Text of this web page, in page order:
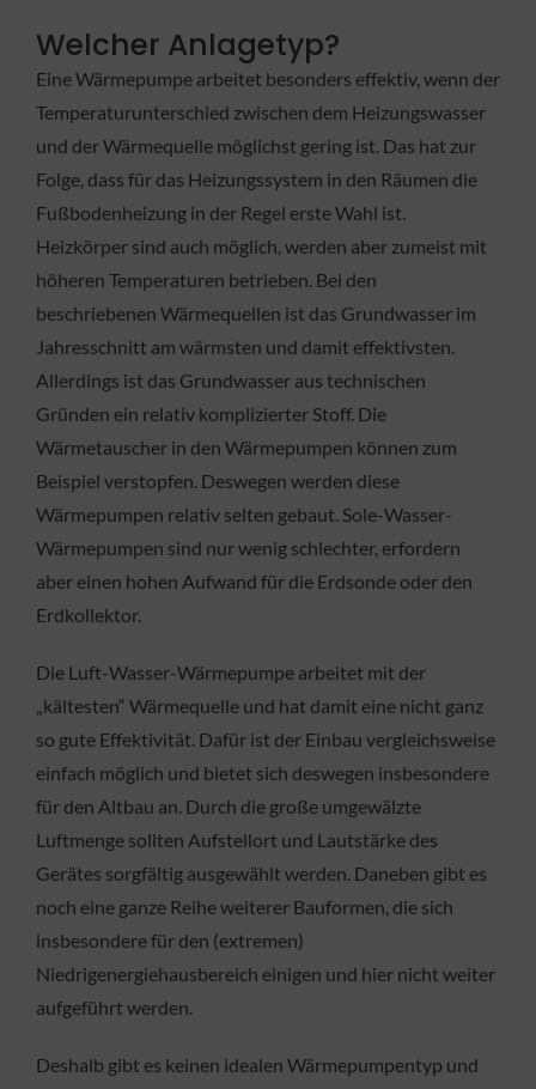
Welcher Anlagetyp?
Eine Wärmepumpe arbeitet besonders effektiv, wenn der
Temperaturunterschied zwischen dem Heizungswasser
und der Wärmequelle möglichst gering ist. Das hat zur
Folge, dass für das Heizungssystem in den Räumen die
Fußbodenheizung in der Regel erste Wahl ist.
Heizkörper sind auch möglich, werden aber zumeist mit
höheren Temperaturen betrieben. Bei den
beschriebenen Wärmequellen ist das Grundwasser im
Jahresschnitt am wärmsten und damit effektivsten.
Allerdings ist das Grundwasser aus technischen
Gründen ein relativ komplizierter Stoff. Die
Wärmetauscher in den Wärmepumpen können zum
Beispiel verstopfen. Deswegen werden diese
Wärmepumpen relativ selten gebaut. Sole-Wasser-
Wärmepumpen sind nur wenig schlechter, erfordern
aber einen hohen Aufwand für die Erdsonde oder den
Erdkollektor.
Die Luft-Wasser-Wärmepumpe arbeitet mit der
„kältesten“ Wärmequelle und hat damit eine nicht ganz
so gute Effektivität. Dafür ist der Einbau vergleichsweise
einfach möglich und bietet sich deswegen insbesondere
für den Altbau an. Durch die große umgewälzte
Luftmenge sollten Aufstellort und Lautstärke des
Gerätes sorgfältig ausgewählt werden. Daneben gibt es
noch eine ganze Reihe weiterer Bauformen, die sich
insbesondere für den (extremen)
Niedrigenergiehausbereich einigen und hier nicht weiter
aufgeführt werden.
Deshalb gibt es keinen idealen Wärmepumpentyp und